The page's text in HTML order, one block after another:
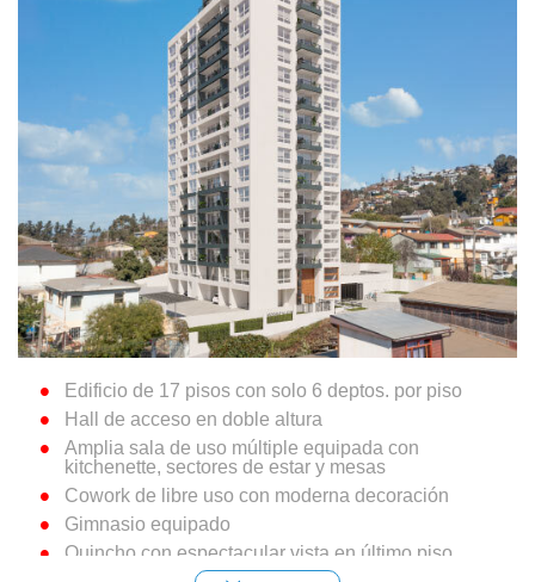
Edificio de 17 pisos con solo 6 deptos. por piso
Hall de acceso en doble altura
Amplia sala de uso múltiple equipada con
kitchenette, sectores de estar y mesas
Cowork de libre uso con moderna decoración
Gimnasio equipado
Quincho con espectacular vista en último piso